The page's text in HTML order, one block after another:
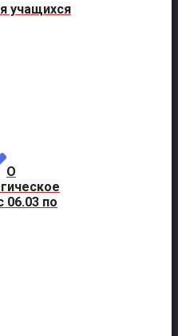
учащихся
О
06.03 по